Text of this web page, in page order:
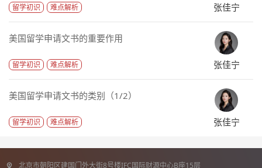
留学初识 难点解析 张佳宁
美国留学申请文书的重要作用
留学初识 难点解析 张佳宁
美国留学申请文书的类别（1/2）
留学初识 难点解析 张佳宁
北京市朝阳区建国门外大街8号楼IFC国际财源中心B座15层